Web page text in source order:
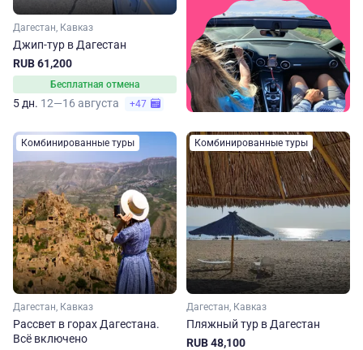
Дагестан, Кавказ
Джип-тур в Дагестан
RUB 61,200
Бесплатная отмена
5 дн. 12—16 августа +47
Комбинированные туры
Дагестан, Кавказ
Рассвет в горах Дагестана.
Всё включено
Комбинированные туры
Дагестан, Кавказ
Пляжный тур в Дагестан
RUB 48,100